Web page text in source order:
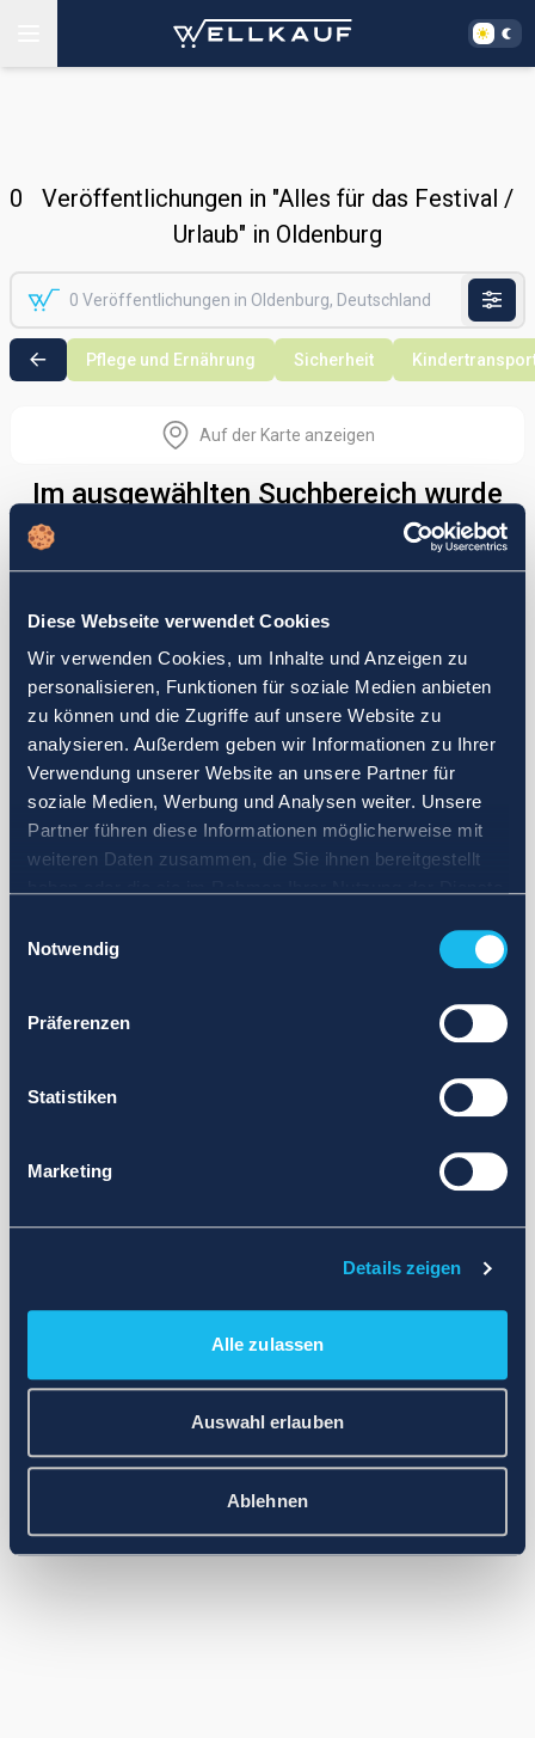
Diese Webseite verwendet Cookies
Wir verwenden Cookies, um Inhalte und Anzeigen zu
personalisieren, Funktionen für soziale Medien anbieten
zu können und die Zugriffe auf unsere Website zu
analysieren. Außerdem geben wir Informationen zu Ihrer
Verwendung unserer Website an unsere Partner für
soziale Medien, Werbung und Analysen weiter. Unsere
Partner führen diese Informationen möglicherweise mit
weiteren Daten zusammen, die Sie ihnen bereitgestellt
Notwendig
Präferenzen
Statistiken
Marketing
Details zeigen
Alle zulassen
Auswahl erlauben
Ablehnen
0
Veröffentlichungen in "Alles für das Festival /
Urlaub" in Oldenburg
Pflege und Ernährung Sicherheit
Auf der Karte anzeigen
Im ausgewählten Suchbereich wurde
Abfrage neu oder legen Sie weniger strenge Grenzen fest.
wenn Anzeigen verfügbar sind.